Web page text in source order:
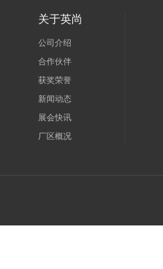
关于英尚
公司介绍
合作伙伴
获奖荣誉
新闻动态
展会快讯
厂区概况